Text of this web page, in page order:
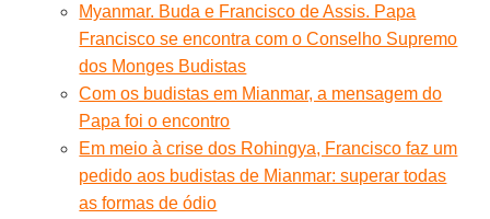
Myanmar. Buda e Francisco de Assis. Papa
Francisco se encontra com o Conselho Supremo
dos Monges Budistas
Com os budistas em Mianmar, a mensagem do
Papa foi o encontro
Em meio à crise dos Rohingya, Francisco faz um
pedido aos budistas de Mianmar: superar todas
as formas de ódio